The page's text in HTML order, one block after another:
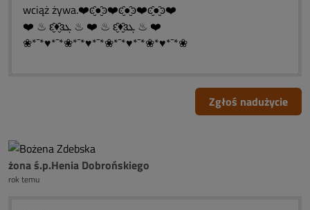
wciąż żywa.❤️ͼ̮̑●̮̑ͽ❤️ͼ̮̑●̮̑ͽ❤️ͼ̮̑●̮̑ͽ❤️
❤️ ♨ ԑ̮̑♦̮̑ɜܓ ♨ ❤️ ♨ ԑ̮̑♦̮̑ɜܓ ♨ ❤️
❀*¯*♥*¯*❀*¯*♥*¯*❀*¯*♥*¯*❀*♥*¯*❀
Zgłoś nadużycie
żona ś.p.Henia Dobrońskiego
rok temu